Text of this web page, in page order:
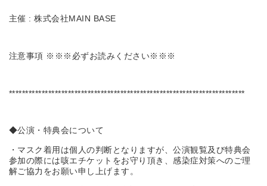
主催 : 株式会社MAIN BASE
注意事項 ※※※必ずお読みください※※※
************************************************************************
◆公演・特典会について
・マスク着用は個人の判断となりますが、公演観覧及び特典会
参加の際には咳エチケットをお守り頂き、感染症対策へのご理
解ご協力をお願い申し上げます。